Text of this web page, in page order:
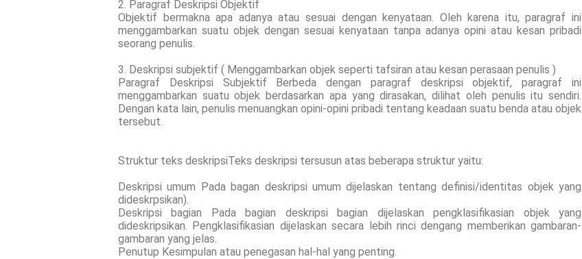
2. Paragraf Deskripsi Objektif
Objektif bermakna apa adanya atau sesuai dengan kenyataan. Oleh karena itu, paragraf ini
menggambarkan suatu objek dengan sesuai kenyataan tanpa adanya opini atau kesan pribadi
seorang penulis.
3. Deskripsi subjektif ( Menggambarkan objek seperti tafsiran atau kesan perasaan penulis )
Paragraf Deskripsi Subjektif Berbeda dengan paragraf deskripsi objektif, paragraf ini
menggambarkan suatu objek berdasarkan apa yang dirasakan, dilihat oleh penulis itu sendiri.
Dengan kata lain, penulis menuangkan opini-opini pribadi tentang keadaan suatu benda atau objek
tersebut.
Struktur teks deskripsiTeks deskripsi tersusun atas beberapa struktur yaitu:
Deskripsi umum Pada bagan deskripsi umum dijelaskan tentang definisi/identitas objek yang
dideskrpsikan).
Deskripsi bagian Pada bagian deskripsi bagian dijelaskan pengklasifikasian objek yang
dideskripsikan. Pengklasifikasian dijelaskan secara lebih rinci dengang memberikan gambaran-
gambaran yang jelas.
Penutup Kesimpulan atau penegasan hal-hal yang penting.